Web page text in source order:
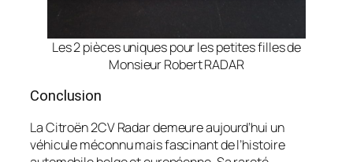
Les 2 pièces uniques pour les petites filles de
Monsieur Robert RADAR
Conclusion
La Citroën 2CV Radar demeure aujourd’hui un
véhicule méconnu mais fascinant de l’histoire